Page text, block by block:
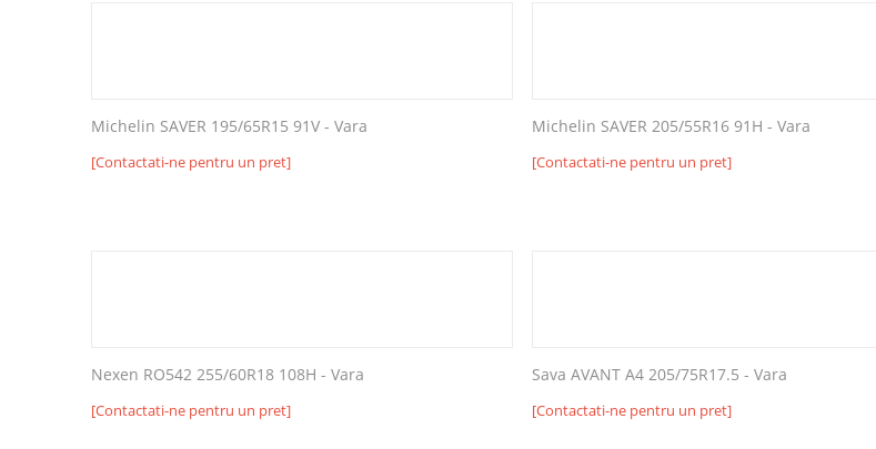
Michelin SAVER 195/65R15 91V - Vara
[Contactati-ne pentru un pret]
Michelin SAVER 205/55R16 91H - Vara
[Contactati-ne pentru un pret]
Nexen RO542 255/60R18 108H - Vara
[Contactati-ne pentru un pret]
Sava AVANT A4 205/75R17.5 - Vara
[Contactati-ne pentru un pret]